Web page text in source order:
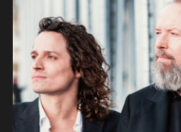
Hayakawa Teruggi
(2024)
(compositions/